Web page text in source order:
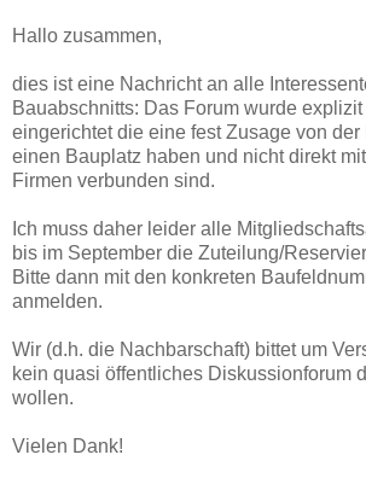
Hallo zusammen,
dies ist eine Nachricht an alle
Bauabschnitts: Das Forum wurde
eingerichtet die eine fest Zusage von der
einen Bauplatz haben und nicht direkt
Firmen verbunden sind.
Ich muss daher leider alle
bis im September die Zuteilung/
Bitte dann mit den konkreten
anmelden.
Wir (d.h. die Nachbarschaft) bittet um
kein quasi öffentliches Diskussionforum
wollen.
Vielen Dank!